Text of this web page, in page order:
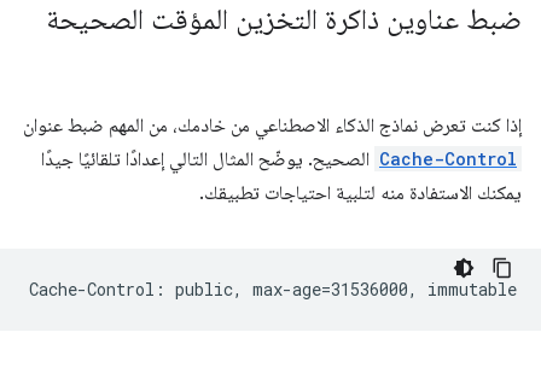
ضبط عناوين ذاكرة التخزين المؤقت الصحيحة
إذا كنت تعرض نماذج الذكاء الاصطناعي من خادمك، من المهم ضبط عنوان
Cache-Control الصحيح. يوضّح المثال التالي إعدادًا تلقائيًا جيدًا
يمكنك الاستفادة منه لتلبية احتياجات تطبيقك.